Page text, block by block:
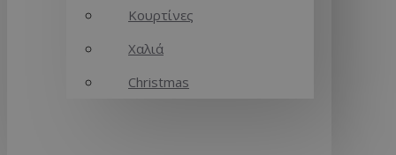
Κουρτίνες
Χαλιά
Christmas